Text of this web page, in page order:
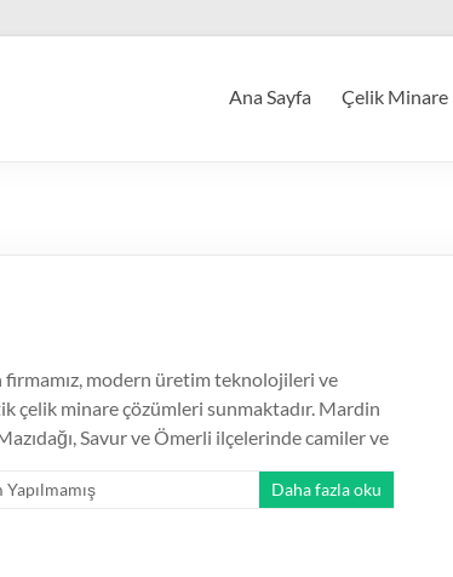
Ana Sayfa Çelik Minare
modern üretim teknolojileri ve
çelik minare çözümleri sunmaktadır. Mardin
Savur ve Ömerli ilçelerinde camiler ve
Daha fazla oku